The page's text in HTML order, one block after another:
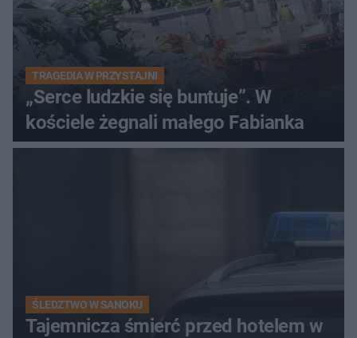
TRAGEDIA W PRZYSTAJNI
„Serce ludzkie się buntuje”. W
kościele żegnali małego Fabianka
ŚLEDZTWO W SANOKU
Tajemnicza śmierć przed hotelem w